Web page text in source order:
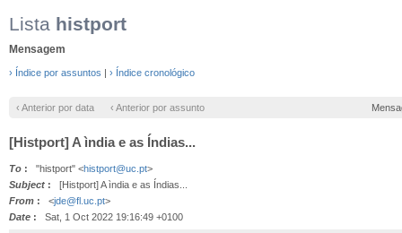
Lista histport
Mensagem
› Índice por assuntos | › Índice cronológico
‹ Anterior por data ‹ Anterior por assunto
[Histport] A ìndia e as Índias...
To : "histport" <histport@uc.pt>
Subject : [Histport] A ìndia e as Índias...
From : <jde@fl.uc.pt>
Date : Sat, 1 Oct 2022 19:16:49 +0100